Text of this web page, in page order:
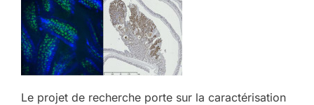
Le projet de recherche porte sur la caractérisation